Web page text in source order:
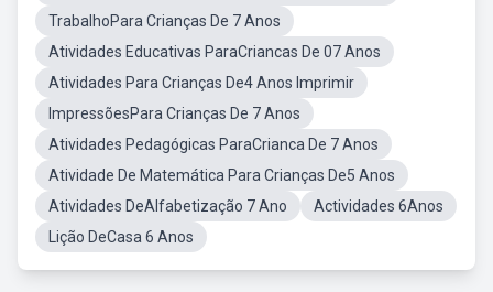
TrabalhoPara Crianças De 7 Anos
Atividades Educativas ParaCriancas De 07 Anos
Atividades Para Crianças De4 Anos Imprimir
ImpressõesPara Crianças De 7 Anos
Atividades Pedagógicas ParaCrianca De 7 Anos
Atividade De Matemática Para Crianças De5 Anos
Atividades DeAlfabetização 7 Ano
Actividades 6Anos
Lição DeCasa 6 Anos